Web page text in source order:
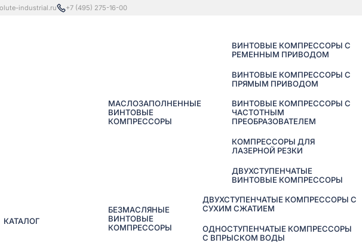
industrial.ru +7 (495) 275-16-00
КАТАЛОГ
МАСЛОЗАПОЛНЕННЫЕ
ВИНТОВЫЕ
КОМПРЕССОРЫ
ВИНТОВЫЕ КОМПРЕССОРЫ С
РЕМЕННЫМ ПРИВОДОМ
ВИНТОВЫЕ КОМПРЕССОРЫ С
ПРЯМЫМ ПРИВОДОМ
ВИНТОВЫЕ КОМПРЕССОРЫ С
ЧАСТОТНЫМ
ПРЕОБРАЗОВАТЕЛЕМ
КОМПРЕССОРЫ ДЛЯ
ЛАЗЕРНОЙ РЕЗКИ
ДВУХСТУПЕНЧАТЫЕ
ВИНТОВЫЕ КОМПРЕССОРЫ
БЕЗМАСЛЯНЫЕ
ВИНТОВЫЕ
КОМПРЕССОРЫ
ДВУХСТУПЕНЧАТЫЕ КОМПРЕССОРЫ С
СУХИМ СЖАТИЕМ
ОДНОСТУПЕНЧАТЫЕ КОМПРЕССОРЫ
С ВПРЫСКОМ ВОДЫ